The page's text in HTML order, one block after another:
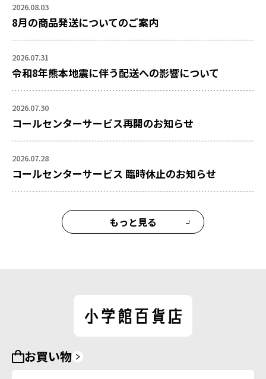
2026.08.03
8月の商品発送についてのご案内
2026.07.31
令和8年熊本地震に伴う配送への影響について
2026.07.30
コールセンターサービス再開のお知らせ
2026.07.28
コールセンターサービス 臨時休止のお知らせ
もっと見る
お買い物